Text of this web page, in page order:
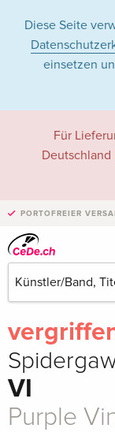
Diese Seite
einsetzen
Für
PORTOFREIER
VI
Purple